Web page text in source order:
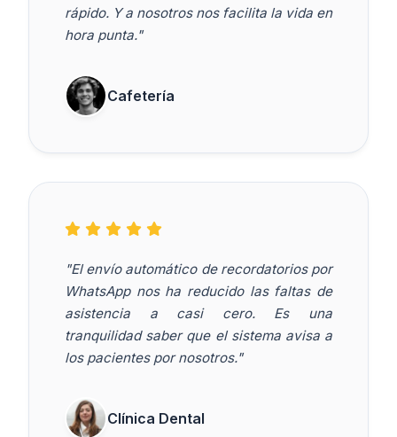
rápido. Y a nosotros nos facilita la vida en
hora punta."
Cafetería
"El envío automático de recordatorios por
WhatsApp nos ha reducido las faltas de
asistencia a casi cero. Es una
tranquilidad saber que el sistema avisa a
los pacientes por nosotros."
Clínica Dental